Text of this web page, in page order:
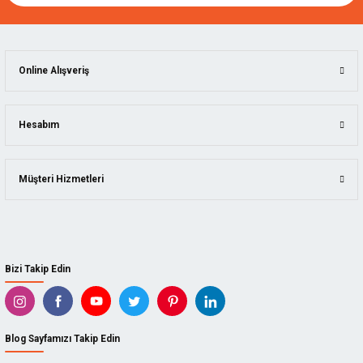
Bizi Takip Edin
Blog Sayfamızı Takip Edin
Online Alışveriş
Hesabım
Müşteri Hizmetleri